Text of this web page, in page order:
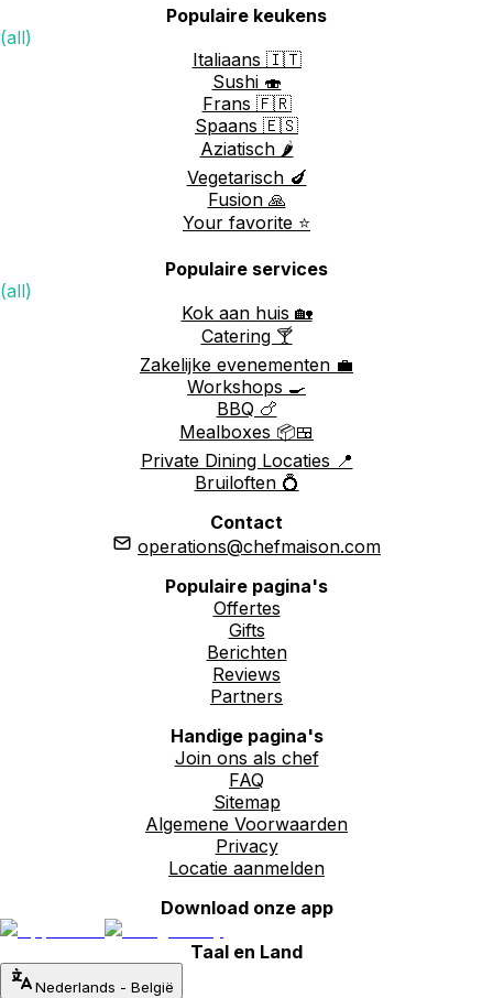
Populaire keukens
(all)
Italiaans 🇮🇹
Sushi 🍣
Frans 🇫🇷
Spaans 🇪🇸
Aziatisch 🌶️
Vegetarisch 🍆
Fusion 🙏
Your favorite ⭐️
Populaire services
(all)
Kok aan huis 🏡
Catering 🍸
Zakelijke evenementen 💼
Workshops 🍳
BBQ 🍗
Mealboxes 📦🍱
Private Dining Locaties 📍
Bruiloften 💍
Contact
operations@chefmaison.com
Populaire pagina's
Offertes
Gifts
Berichten
Reviews
Partners
Handige pagina's
Join ons als chef
FAQ
Sitemap
Algemene Voorwaarden
Privacy
Locatie aanmelden
Download onze app
Taal en Land
Nederlands - België